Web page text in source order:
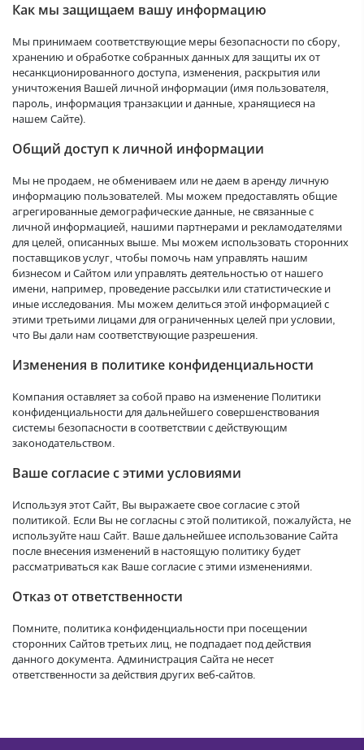
Как мы защищаем вашу информацию
Мы принимаем соответствующие меры безопасности по сбору,
хранению и обработке собранных данных для защиты их от
несанкционированного доступа, изменения, раскрытия или
уничтожения Вашей личной информации (имя пользователя,
пароль, информация транзакции и данные, хранящиеся на
нашем Сайте).
Общий доступ к личной информации
Мы не продаем, не обмениваем или не даем в аренду личную
информацию пользователей. Мы можем предоставлять общие
агрегированные демографические данные, не связанные с
личной информацией, нашими партнерами и рекламодателями
для целей, описанных выше. Мы можем использовать сторонних
поставщиков услуг, чтобы помочь нам управлять нашим
бизнесом и Сайтом или управлять деятельностью от нашего
имени, например, проведение рассылки или статистические и
иные исследования. Мы можем делиться этой информацией с
этими третьими лицами для ограниченных целей при условии,
что Вы дали нам соответствующие разрешения.
Изменения в политике конфиденциальности
Компания оставляет за собой право на изменение Политики
конфиденциальности для дальнейшего совершенствования
системы безопасности в соответствии с действующим
законодательством.
Ваше согласие с этими условиями
Используя этот Сайт, Вы выражаете свое согласие с этой
политикой. Если Вы не согласны с этой политикой, пожалуйста, не
используйте наш Сайт. Ваше дальнейшее использование Сайта
после внесения изменений в настоящую политику будет
рассматриваться как Ваше согласие с этими изменениями.
Отказ от ответственности
Помните, политика конфиденциальности при посещении
сторонних Сайтов третьих лиц, не подпадает под действия
данного документа. Администрация Сайта не несет
ответственности за действия других веб-сайтов.